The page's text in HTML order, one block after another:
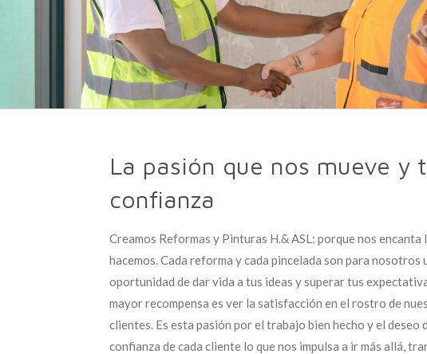
La pasión que nos mueve y
confianza
Creamos Reformas y Pinturas H.& ASL: porque nos encanta
hacemos. Cada reforma y cada pincelada son para nosotros
oportunidad de dar vida a tus ideas y superar tus
mayor recompensa es ver la satisfacción en el rostro de
clientes. Es esta pasión por el trabajo bien hecho y el deseo
confianza de cada cliente lo que nos impulsa a ir más allá,